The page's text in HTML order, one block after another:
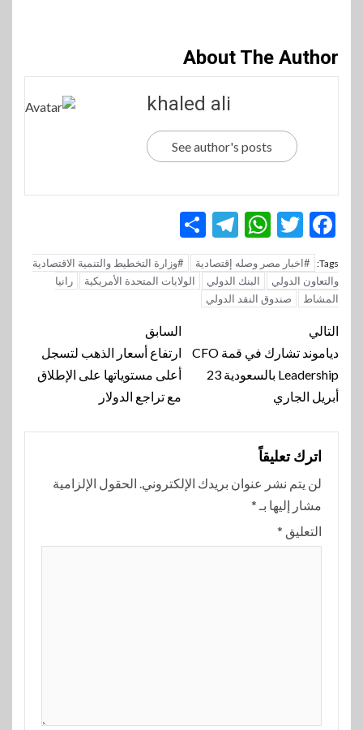
About The Author
khaled ali
See author's posts
Facebook
Twitter
WhatsApp
Telegram
Tags: #اخبار مصر وصله إقتصادية
#وزارة التخطيط والتنمية الاقتصادية
والتعاون الدولي
البنك الدولي الولايات المتحدة الأمريكية
رانيا
المشاط
صندوق النقد الدولي
تنقل
المقالة
السابق
ارتفاع أسعار الذهب لتسجل
أعلى مستوياتها على الإطلاق
مع تراجع الدولار
التالي
دياموند تشارك في قمة CFO
Leadership بالسعودية 23
أبريل الجاري
اترك تعليقاً
لن يتم نشر عنوان بريدك الإلكتروني. الحقول الإلزامية
مشار إليها بـ *
التعليق *